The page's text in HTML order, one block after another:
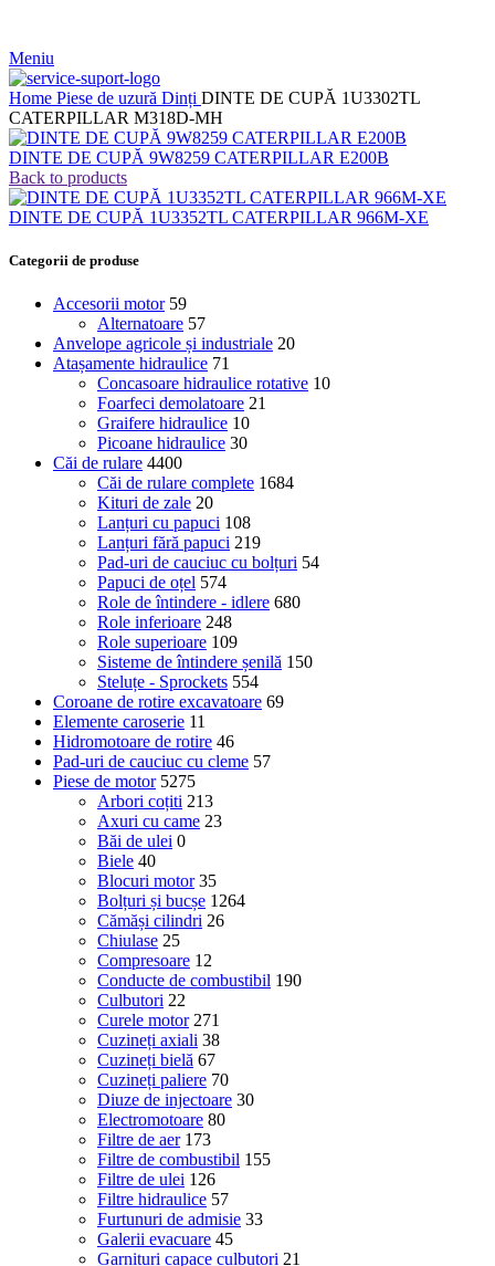
Meniu
Home Piese de uzură Dinți DINTE DE CUPĂ 1U3302TL
CATERPILLAR M318D-MH
DINTE DE CUPĂ 9W8259 CATERPILLAR E200B
Back to products
DINTE DE CUPĂ 1U3352TL CATERPILLAR 966M-XE
Categorii de produse
Accesorii motor 59
Alternatoare 57
Anvelope agricole și industriale 20
Atașamente hidraulice 71
Concasoare hidraulice rotative 10
Foarfeci demolatoare 21
Graifere hidraulice 10
Picoane hidraulice 30
Căi de rulare 4400
Căi de rulare complete 1684
Kituri de zale 20
Lanțuri cu papuci 108
Lanțuri fără papuci 219
Pad-uri de cauciuc cu bolțuri 54
Papuci de oțel 574
Role de întindere - idlere 680
Role inferioare 248
Role superioare 109
Sisteme de întindere șenilă 150
Steluțe - Sprockets 554
Coroane de rotire excavatoare 69
Elemente caroserie 11
Hidromotoare de rotire 46
Pad-uri de cauciuc cu cleme 57
Piese de motor 5275
Arbori coțiti 213
Axuri cu came 23
Băi de ulei 0
Biele 40
Blocuri motor 35
Bolțuri și bucșe 1264
Cămăși cilindri 26
Chiulase 25
Compresoare 12
Conducte de combustibil 190
Culbutori 22
Curele motor 271
Cuzineți axiali 38
Cuzineți bielă 67
Cuzineți paliere 70
Diuze de injectoare 30
Electromotoare 80
Filtre de aer 173
Filtre de combustibil 155
Filtre de ulei 126
Filtre hidraulice 57
Furtunuri de admisie 33
Galerii evacuare 45
Garnituri capace culbutori 21